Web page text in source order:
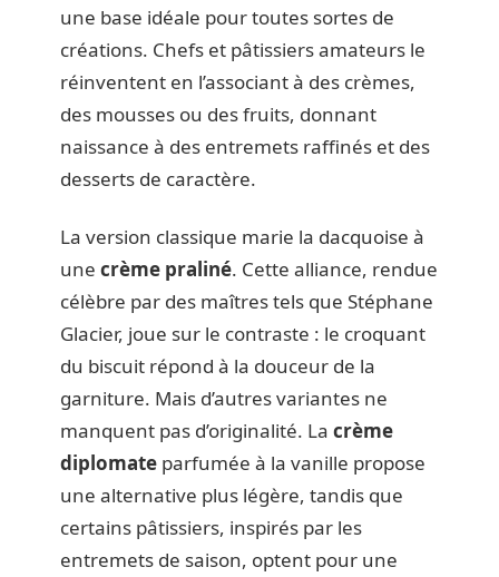
une base idéale pour toutes sortes de
créations. Chefs et pâtissiers amateurs le
réinventent en l’associant à des crèmes,
des mousses ou des fruits, donnant
naissance à des entremets raffinés et des
desserts de caractère.
La version classique marie la dacquoise à
une crème praliné. Cette alliance, rendue
célèbre par des maîtres tels que Stéphane
Glacier, joue sur le contraste : le croquant
du biscuit répond à la douceur de la
garniture. Mais d’autres variantes ne
manquent pas d’originalité. La crème
diplomate parfumée à la vanille propose
une alternative plus légère, tandis que
certains pâtissiers, inspirés par les
entremets de saison, optent pour une